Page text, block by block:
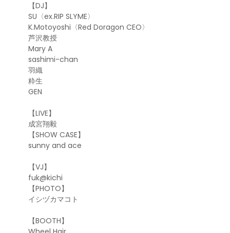
【DJ】
SU〈ex.RIP SLYME〉
K.Motoyoshi〈Red Doragon CEO〉
芦沢教授
Mary A
sashimi-chan
羽織
粋生
GEN
【LIVE】
成宮翔毅
【SHOW CASE】
sunny and ace
【VJ】
fuk@kichi
【PHOTO】
イシヅカマコト
【BOOTH】